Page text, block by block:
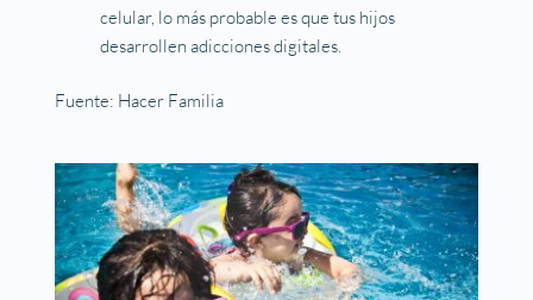
celular, lo más probable es que tus hijos
desarrollen adicciones digitales.
Fuente: Hacer Familia